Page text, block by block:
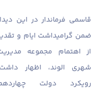
قاسمی فرماندار در این
ضمن گرامیداشت ایام و
از اهتمام مجموعه
شهری الوند، اظهار
رویکرد دولت